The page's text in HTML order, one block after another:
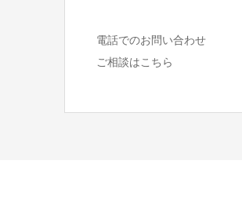
電話でのお問い合わせ
ご相談はこちら